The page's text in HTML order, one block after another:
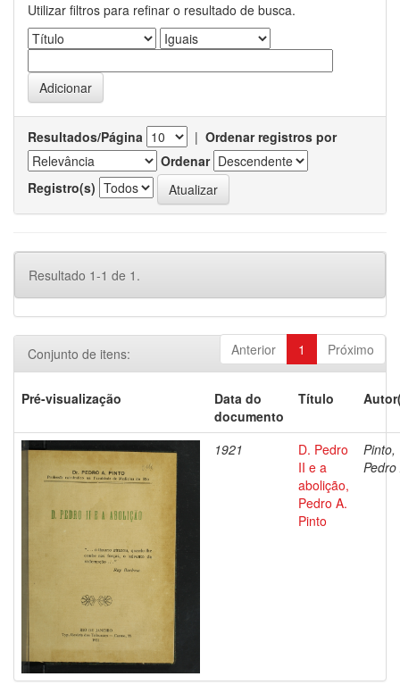
Utilizar filtros para refinar o resultado de busca.
Resultados/Página | Ordenar registros por
Ordenar
Registro(s)
Resultado 1-1 de 1.
Anterior 1 Próximo
Conjunto de itens:
Pré-visualização
Data do
documento
Título
1921
D. Pedro
II e a
abolição,
Pedro A.
Pinto
Pinto,
Pedro